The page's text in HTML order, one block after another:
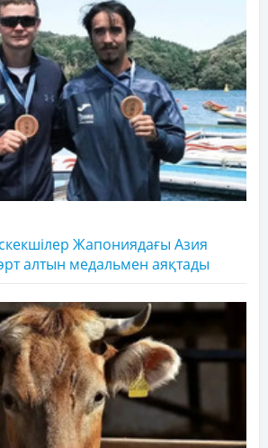
Жапониядағы Азия
алтын медальмен аяқтады